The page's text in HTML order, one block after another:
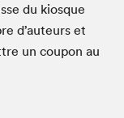
du kiosque
d’auteurs et
un coupon au